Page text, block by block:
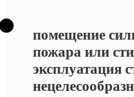
помещение
пожара или
эксплуатация